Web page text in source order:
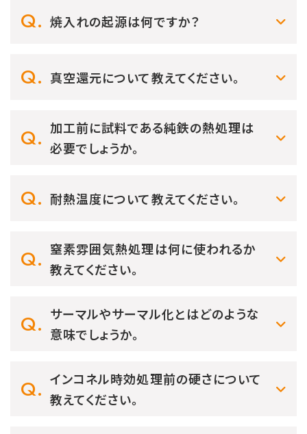
焼入れの起源は何ですか？
真空還元について教えてください。
加工前に試料である純鉄の熱処理は
必要でしょうか。
耐熱温度について教えてください。
窒素雰囲気熱処理は何に使われるか
教えてください。
サーマルやサーマル化とはどのような
意味でしょうか。
インコネル時効処理前の硬さについて
教えてください。